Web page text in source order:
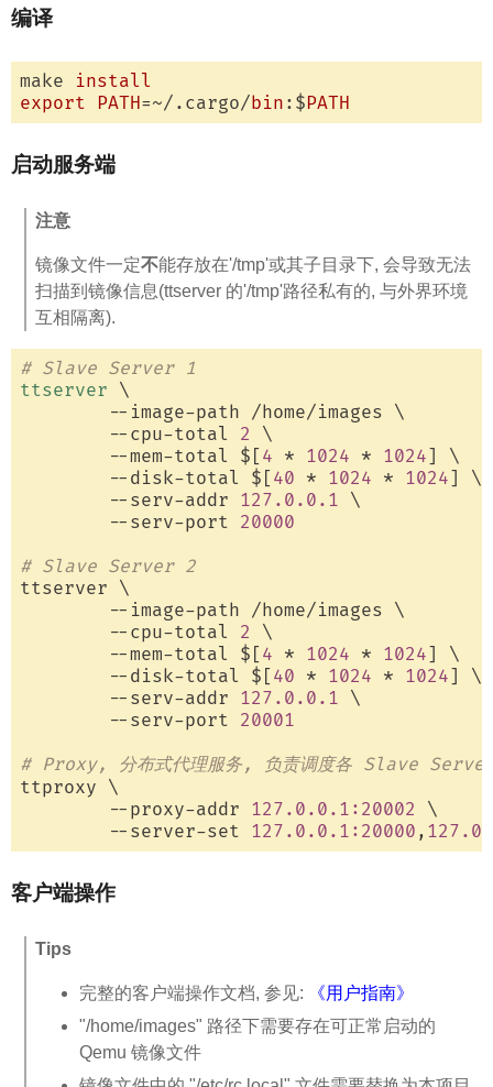
编译
make install
export PATH=~/.cargo/bin :$PATH
启动服务端
注意
镜像文件一定不能存放在'/tmp'或其子目录下, 会导致无法
扫描到镜像信息(ttserver 的'/tmp'路径私有的, 与外界环境
互相隔离).
# Slave Server 1
ttserver \
        --image-path /home/images \
        --cpu-total
2 \
        --mem-total $[
4 * 1024 * 1024] \
        --disk-total $[
40 * 1024 * 1024] \
        --serv-addr
127.0.0.1 \
        --serv-port
20000
# Slave Server 2
ttserver \
        --image-path /home/images \
        --cpu-total
2 \
        --mem-total $[
4 * 1024 * 1024] \
        --disk-total $[
40 * 1024 * 1024] \
        --serv-addr
127.0.0.1 \
        --serv-port
20001
# Proxy, 分布式代理服务, 负责调度各 Slave
ttproxy \
        --proxy-addr
127.0.0.1:20002 \
        --server-set
127.0.0.1:20000 ,
客户端操作
Tips
完整的客户端操作文档, 参见:
《用户指南》
"/home/images" 路径下需要存在可正常启动的
Qemu 镜像文件